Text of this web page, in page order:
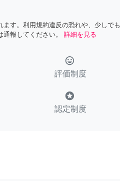
す。利用規約違反の恐れや、少しでも
報してください。
詳細を見る
tag_faces
評価制度
stars
認定制度